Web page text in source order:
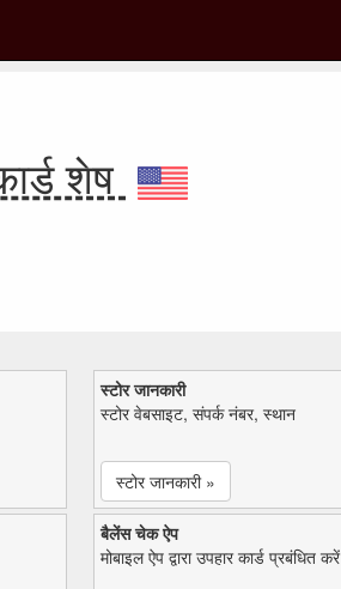
शेष
स्टोर जानकारी
स्टोर वेबसाइट, संपर्क नंबर, स्थान
स्टोर जानकारी »
बैलेंस चेक ऐप
मोबाइल ऐप द्वारा उपहार कार्ड प्रबंधित करें